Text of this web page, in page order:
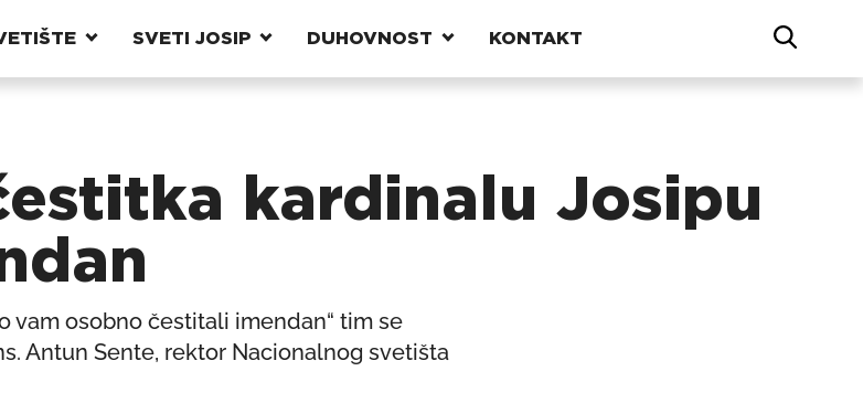
SVETI JOSIP DUHOVNOST KONTAKT
kardinalu Josipu
vam osobno čestitali imendan“ tim se
Antun Sente, rektor Nacionalnog svetišta